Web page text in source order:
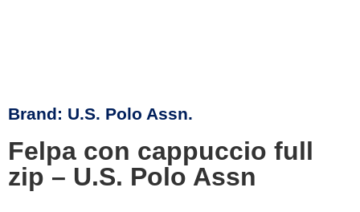
Brand: U.S. Polo Assn.
Felpa con cappuccio full
zip – U.S. Polo Assn